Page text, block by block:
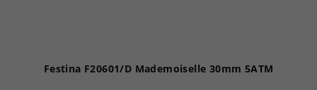
Festina F20601/D Mademoiselle 30mm 5ATM